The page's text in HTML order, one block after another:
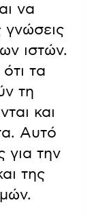
να
γνώσεις
ιστών.
τα
τη
και
Αυτό
για την
της